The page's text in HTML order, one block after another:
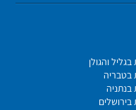
בגליל והגולן
בטבריה
בנתניה
בירושלים